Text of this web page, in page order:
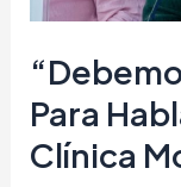
Para
Clínica
mental”:
Clínica